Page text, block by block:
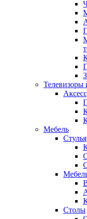
Телевизоры
Мебель
Стулья
Столы